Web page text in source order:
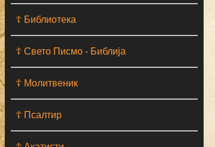
☦ Библиотека
☦ Свето Писмо - Библија
☦ Молитвеник
☦ Псалтир